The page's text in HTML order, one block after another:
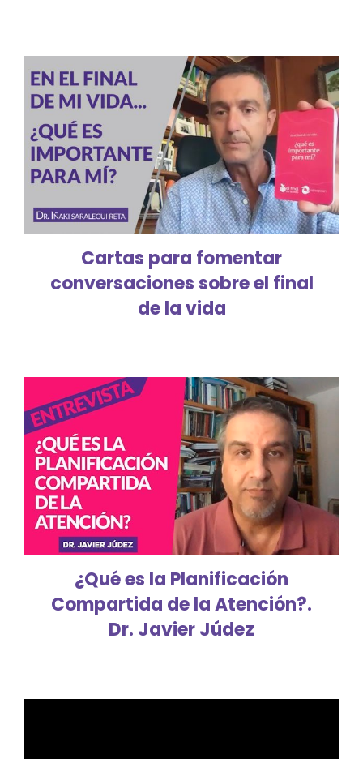
Cartas para fomentar
conversaciones sobre el final
de la vida
¿Qué es la Planificación
Compartida de la Atención?.
Dr. Javier Júdez